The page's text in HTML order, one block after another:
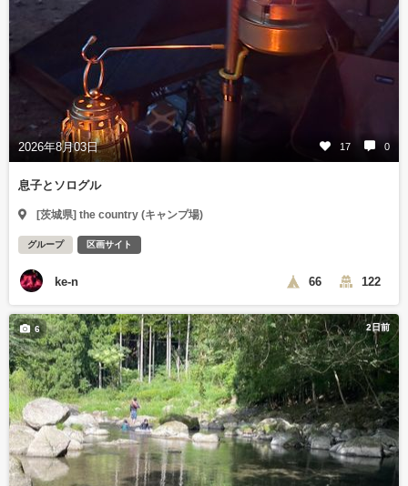
2026年8月03日 17 0
息子とソログル
[茨城県] the country (キャンプ場)
グループ 区画サイト
ke-n 66 122
2日前
6